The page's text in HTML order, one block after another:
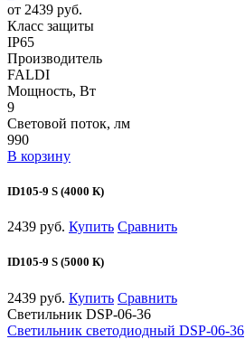
от 2439 руб.
Класс защиты
IP65
Производитель
FALDI
Мощность, Вт
9
Световой поток, лм
990
В корзину
ID105-9 S (4000 К)
2439 руб. Купить Сравнить
ID105-9 S (5000 К)
2439 руб. Купить Сравнить
Светильник DSP-06-36
Светильник светодиодный DSP-06-36